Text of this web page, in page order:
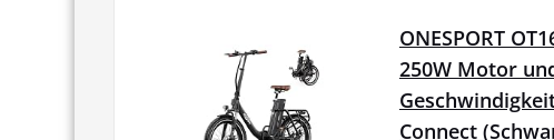
ONESPORT
250W Motor
Connect